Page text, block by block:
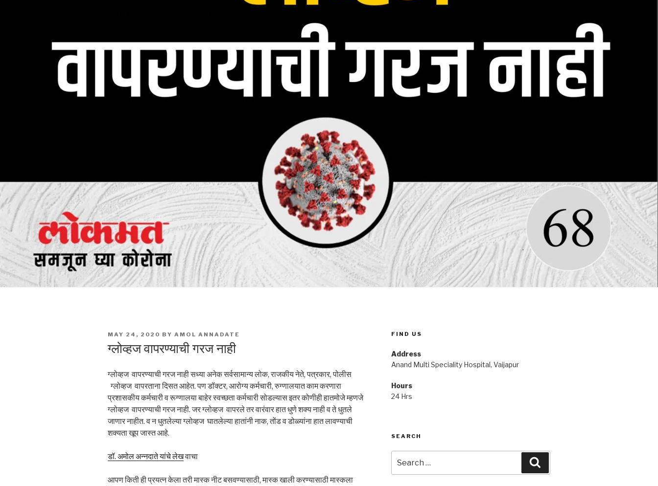
POSTED
ON
MAY 24, 2020 BY AMOL ANNADATE
ग्लोव्हज वापरण्याची गरज नाही
ग्लोव्हज वापरण्याची गरज नाही सध्या अनेक सर्वसामान्य लोक, राजकीय नेते, पत्रकार, पोलीस
ग्लोव्हज वापरताना दिसत आहेत. पण डॉक्टर, आरोग्य कर्मचारी, रुग्णालयात काम करणारा
प्रशासकीय कर्मचारी व रूग्णालया बाहेर स्वच्छता कर्मचारी सोडल्यास इतर कोणीही हातमोजे म्हणजे
ग्लोव्हज वापरण्याची गरज नाही. जर ग्लोव्हज वापरले तर वारंवार हात धुणे शक्य नाही व ते धुतले
जाणार नाहीत. व न धुतलेल्या ग्लोव्हज घातलेल्या हातांनी नाक, तोंड व डोळ्यांना हात लावण्याची
शक्यता खूप जास्त आहे.
डॉ. अमोल अन्नदाते यांचे लेखवाचा
आपण किती ही प्रयत्न केला तरी मास्क नीट बसवण्यासाठी, मास्क खाली करण्यासाठी मास्कला
FIND US
Address
Anand Multi Speciality Hospital, Vaijapur
Hours
24 Hrs
SEARCH
for: